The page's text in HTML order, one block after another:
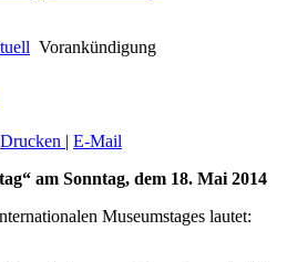
Vorankündigung
Drucken | E-Mail
am Sonntag, dem 18. Mai 2014
Museumstages lautet: